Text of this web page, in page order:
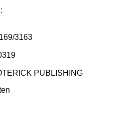
3163
PUBLISHING